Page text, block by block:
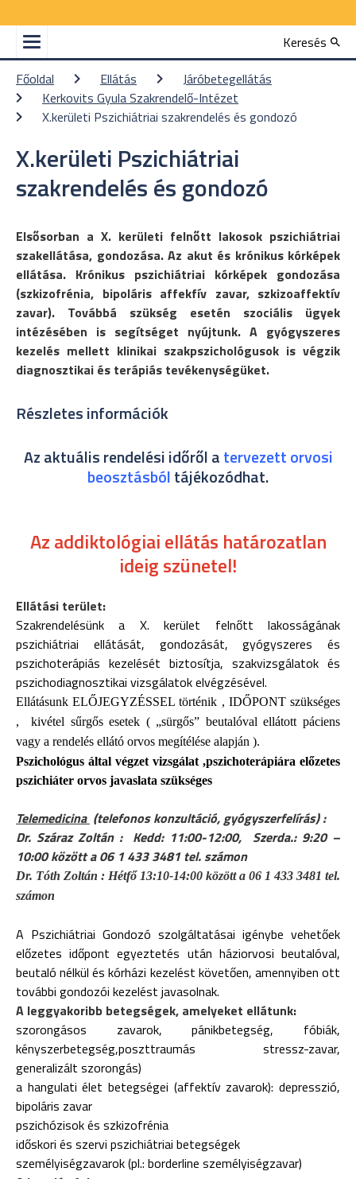
Keresés
Főoldal
Ellátás
Járóbetegellátás
Kerkovits Gyula Szakrendelő-Intézet
X.kerületi Pszichiátriai szakrendelés és gondozó
X.kerületi Pszichiátriai
szakrendelés és gondozó
Elsősorban a X. kerületi felnőtt lakosok pszichiátriai
szakellátása, gondozása. Az akut és krónikus kórképek
ellátása. Krónikus pszichiátriai kórképek gondozása
(szkizofrénia, bipoláris affekfív zavar, szkizoaffektív
zavar). Továbbá szükség esetén szociális ügyek
intézésében is segítséget nyújtunk. A gyógyszeres
kezelés mellett klinikai szakpszichológusok is végzik
diagnosztikai és terápiás tevékenységüket.
Részletes információk
Az aktuális rendelési időről atervezett orvosi
beosztásbóltájékozódhat.
Az addiktológiai ellátás határozatlan
ideig szünetel!
Ellátási terület:
Szakrendelésünk a X. kerület felnőtt lakosságának
pszichiátriai ellátását, gondozását, gyógyszeres és
pszichoterápiás kezelését biztosítja, szakvizsgálatok és
pszichodiagnosztikai vizsgálatok elvégzésével.
Ellátásunk ELŐJEGYZÉSSEL történik , IDŐPONT szükséges
,
kivétel sűrgős esetek ( „sürgős” beutalóval ellátott páciens
vagy a rendelés ellátó orvos megítélése alapján ).
Pszichológus által végzet vizsgálat ,pszichoterápiára előzetes
pszichiáter orvos javaslata szükséges
Telemedicina (telefonos konzultáció, gyógyszerfelírás) :
Dr. Száraz Zoltán : Kedd: 11:00-12:00, Szerda.: 9:20 –
10:00 között a 06 1 433 3481 tel. számon
Dr. Tóth Zoltán : Hétfő 13:10-14:00 közötta 06 1 433 3481 tel.
számon
A Pszichiátriai Gondozó szolgáltatásai igénybe vehetőek
előzetes időpont egyeztetés után háziorvosi beutalóval,
beutaló nélkül és kórházi kezelést követően, amennyiben ott
további gondozói kezelést javasolnak.
A leggyakoribb betegségek, amelyeket ellátunk:
szorongásos zavarok, pánikbetegség, fóbiák,
kényszerbetegség,poszttraumás stressz-zavar,
generalizált szorongás)
a hangulati élet betegségei (affektív zavarok): depresszió,
bipoláris zavar
pszichózisok és szkizofrénia
időskori és szervi pszichiátriai betegségek
személyiségzavarok (pl.: borderline személyiségzavar)